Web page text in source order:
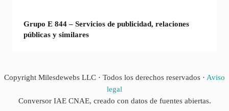
Grupo E 844 – Servicios de publicidad, relaciones
públicas y similares
Copyright Milesdewebs LLC · Todos los derechos reservados · Aviso
legal
Conversor IAE CNAE, creado con datos de fuentes abiertas.